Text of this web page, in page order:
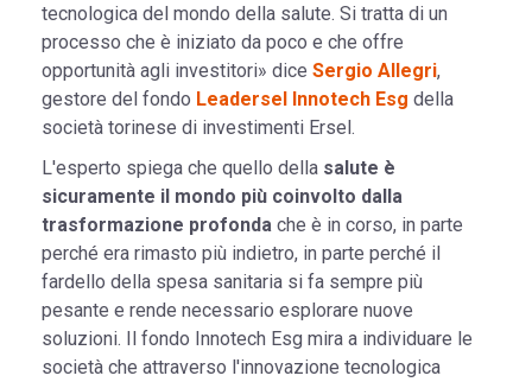
tecnologica del mondo della salute. Si tratta di un
processo che è iniziato da poco e che offre
opportunità agli investitori» dice Sergio Allegri,
gestore del fondo Leadersel Innotech Esg della
società torinese di investimenti Ersel.
L'esperto spiega che quello della salute è
sicuramente il mondo più coinvolto dalla
trasformazione profonda che è in corso, in parte
perché era rimasto più indietro, in parte perché il
fardello della spesa sanitaria si fa sempre più
pesante e rende necessario esplorare nuove
soluzioni. Il fondo Innotech Esg mira a individuare le
società che attraverso l'innovazione tecnologica